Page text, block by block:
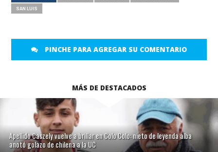
SAN LUIS
PINCHE PARA AGREGAR SU COMENTARIO
MÁS DE DESTACADOS
Apellido Caszely vuelve a brillar en Colo Colo: nieto de leyenda alba
anotó golazo de chilena a la UC